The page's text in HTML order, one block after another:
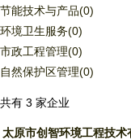
节能技术与产品(0)
环境卫生服务(0)
市政工程管理(0)
自然保护区管理(0)
共有 3 家企业
太原市创智环境工程技术